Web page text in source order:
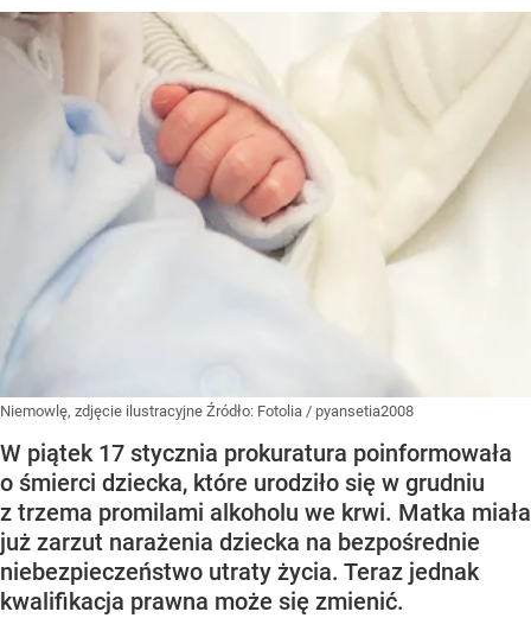
Niemowlę, zdjęcie ilustracyjne Źródło: Fotolia / pyansetia2008
W piątek 17 stycznia prokuratura poinformowała
o śmierci dziecka, które urodziło się w grudniu
z trzema promilami alkoholu we krwi. Matka miała
już zarzut narażenia dziecka na bezpośrednie
niebezpieczeństwo utraty życia. Teraz jednak
kwalifikacja prawna może się zmienić.